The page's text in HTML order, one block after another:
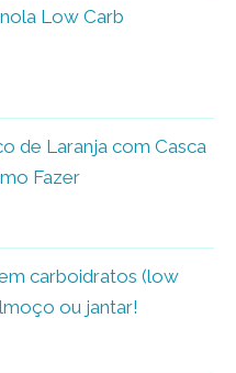
Low Carb
de Laranja com Casca
Fazer
carboidratos (low
ou jantar!